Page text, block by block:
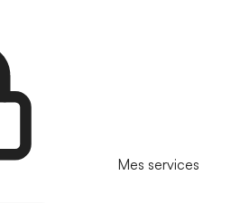
Mes services